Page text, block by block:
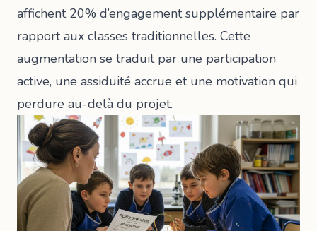
affichent 20% d’engagement supplémentaire par
rapport aux classes traditionnelles. Cette
augmentation se traduit par une participation
active, une assiduité accrue et une motivation qui
perdure au-delà du projet.